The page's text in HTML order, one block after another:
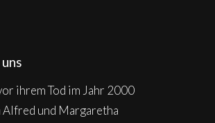
ihrem Tod im Jahr 2000
Alfred und Margaretha